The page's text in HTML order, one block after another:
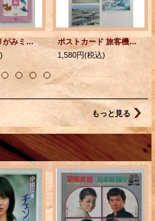
SANRIO おりがみミニ百科 第1巻 1号、2号、3号、4号 作・構成 笠原邦彦
ポストカード 旅客機、ジェット機 Lufthansa 2pc・AIR FRANCE・BOAC・Pan Am・TWA・JAL 7枚セット
1,580円(税込)
もっと見る